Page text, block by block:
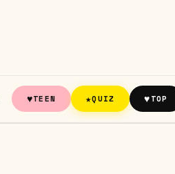
♥TEEN ★QUIZ ♥TOP